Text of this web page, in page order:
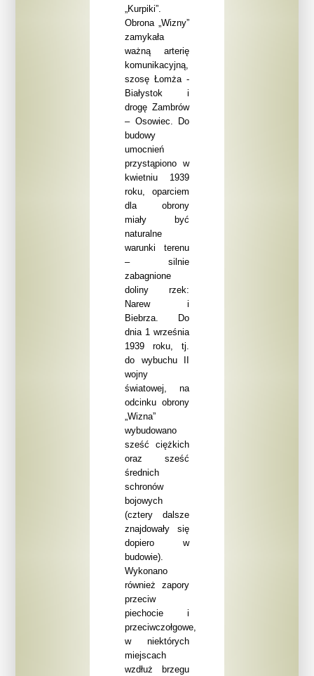
„Kurpiki”.
Obrona „Wizny”
zamykała
ważną arterię
komunikacyjną,
szosę Łomża -
Białystok i
drogę Zambrów
– Osowiec. Do
budowy
umocnień
przystąpiono w
kwietniu 1939
roku, oparciem
dla obrony
miały być
naturalne
warunki terenu
– silnie
zabagnione
doliny rzek:
Narew i
Biebrza. Do
dnia 1 września
1939 roku, tj.
do wybuchu II
wojny
światowej, na
odcinku obrony
„Wizna”
wybudowano
sześć ciężkich
oraz sześć
średnich
schronów
bojowych
(cztery dalsze
znajdowały się
dopiero w
budowie).
Wykonano
również zapory
przeciw
piechocie i
przeciwczołgowe,
w niektórych
miejscach
wzdłuż brzegu